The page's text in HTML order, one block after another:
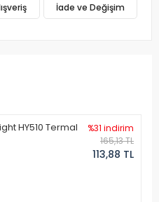
İade ve Değişim
HY510 Termal
%31 indirim
165,13 TL
113,88 TL